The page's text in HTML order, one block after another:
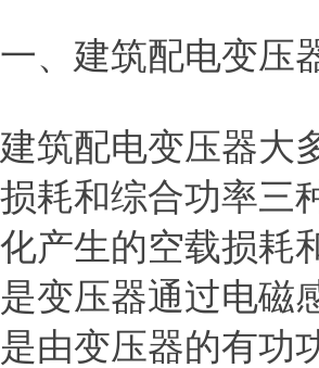
一、建筑配电变压
建筑配电变压器大
损耗和综合功率三
化产生的空载损耗
是变压器通过电磁
是由变压器的有功